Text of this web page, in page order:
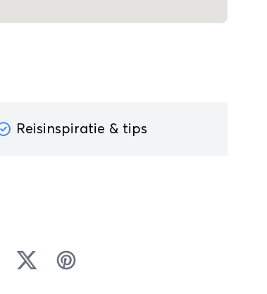
Reisinspiratie & tips
Twitter Pinterest